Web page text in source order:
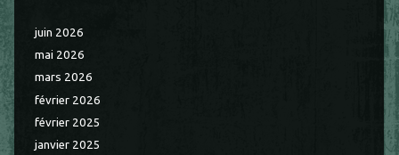
juin 2026
mai 2026
mars 2026
février 2026
février 2025
janvier 2025